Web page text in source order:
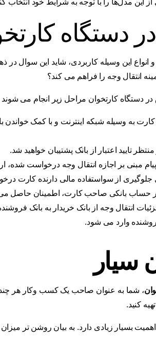
دستگاه
این وسیله کاربردی، شاید این سوال در
انتقال وجه را فراهم می کند؟
دستگاه کارتخوان مراحل زیر انجام می شوند
به وسیله شبکه اینترنت و با کمک خواندن
تایید اعتبار از بانک پشتیبان خواهید شد.
مبنی بر اجازه انتقال وجه درخواست شده،
جلوگیری از سواستفاده مالی دارنده کارت
حساب بانکی صاحب کارت، اطمینان حاصل
انتقال وجه از بانک خریدار به بانک
وارد می شود.
سیار
کنید.
بسیار زیادی دارد. به بیان روشن تر